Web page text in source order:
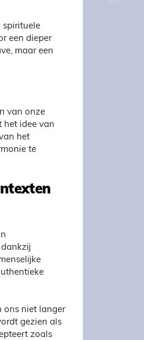
spirituele
een dieper
maar een
van onze
het idee van
het
te
ons niet langer
gezien als
zoals